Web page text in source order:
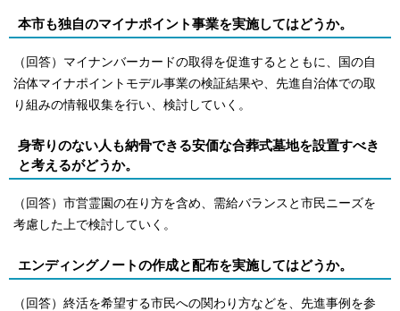
本市も独自のマイナポイント事業を実施してはどうか。
（回答）マイナンバーカードの取得を促進するとともに、国の自
治体マイナポイントモデル事業の検証結果や、先進自治体での取
り組みの情報収集を行い、検討していく。
身寄りのない人も納骨できる安価な合葬式墓地を設置すべき
と考えるがどうか。
（回答）市営霊園の在り方を含め、需給バランスと市民ニーズを
考慮した上で検討していく。
エンディングノートの作成と配布を実施してはどうか。
（回答）終活を希望する市民への関わり方などを、先進事例を参